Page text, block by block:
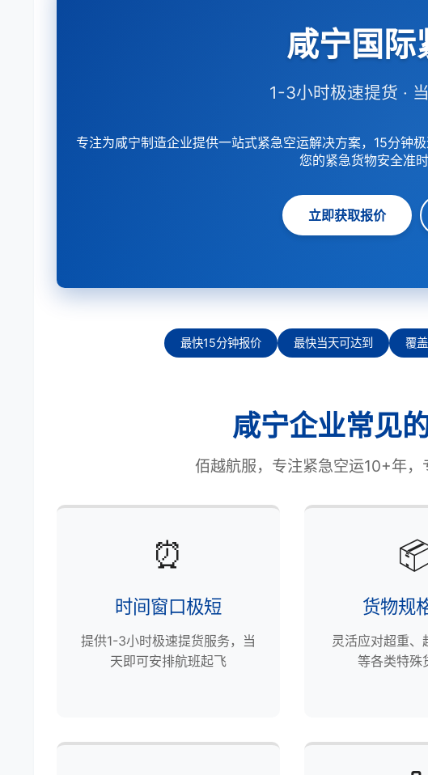
咸宁国际
1-3小时极速提货 ·
专注为咸宁制造企业提供一站式紧急空运解决方案，15分钟
您的紧急货物安全准
立即获取报价
最快15分钟报价 最快当天可达到 覆
咸宁企业常见
佰越航服，专注紧急空运10+年
⏰
时间窗口极短
提供1-3小时极速提货服务，当
天即可安排航班起飞
货物规
灵活应对超重、
等各类特殊